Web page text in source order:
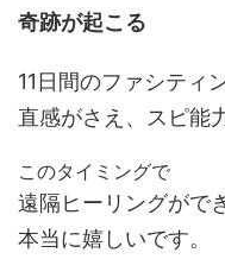
奇跡が起こる
11日間のファシティ
直感がさえ、スピ能
このタイミングで
遠隔ヒーリングがで
本当に嬉しいです。